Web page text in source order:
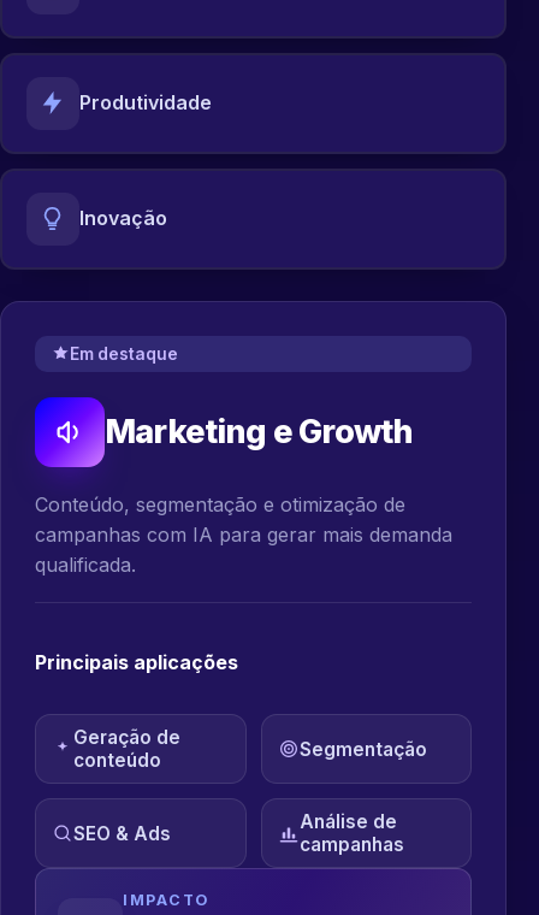
Produtividade
Inovação
Em destaque
Marketing e Growth
Conteúdo, segmentação e otimização de
campanhas com IA para gerar mais demanda
qualificada.
Principais aplicações
Geração de
conteúdo
Segmentação
SEO & Ads
Análise de
campanhas
IMPACTO